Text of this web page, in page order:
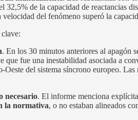
32,5% de la capacidad de reactancias
del fenómeno superó la
. En los 30 minutos anteriores al apagón
que fue una inestabilidad asociada a
Oeste del sistema síncrono europeo.
necesario. El informe menciona
la normativa, o no estaban alineados